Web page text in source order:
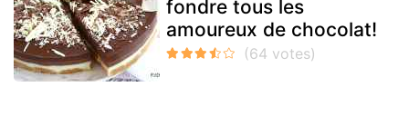
fondre tous les
amoureux de chocolat!